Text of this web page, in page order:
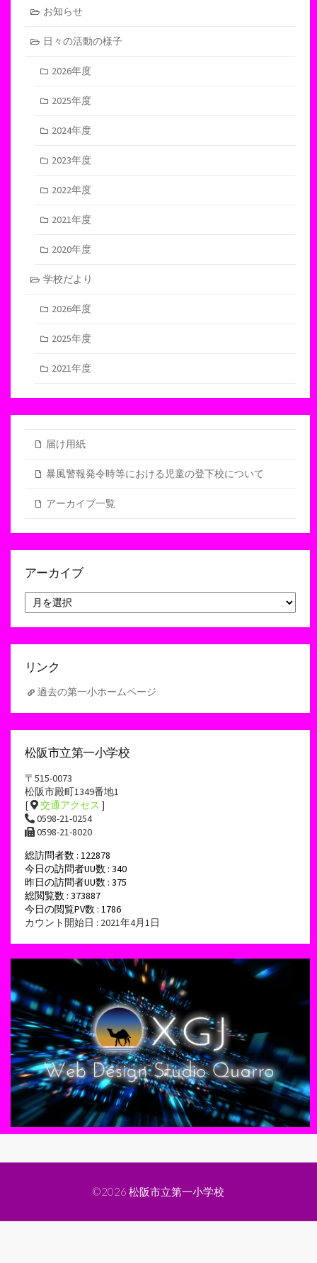
お知らせ
日々の活動の様子
2026年度
2025年度
2024年度
2023年度
2022年度
2021年度
2020年度
学校だより
2026年度
2025年度
2021年度
届け用紙
暴風警報発令時等における児童の登下校について
アーカイブ一覧
アーカイブ
ー
カ
リンク
過去の第一小ホームページ
松阪市立第一小学校
〒515-0073
松阪市殿町1349番地1
[
交通アクセス ]
0598-21-0254
0598-21-8020
総訪問者数 : 122878
今日の訪問者UU数 : 340
昨日の訪問者UU数 : 375
総閲覧数 : 373887
今日の閲覧PV数 : 1786
カウント開始日 : 2021年4月1日
©2026 松阪市立第一小学校